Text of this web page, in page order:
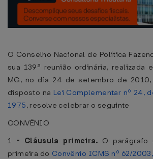
O Conselho Nacional de Política
sua 139ª reunião ordinária, realizada
MG, no dia 24 de setembro de
disposto na Lei Complementar nº 24,
1975, resolve celebrar o seguinte
CONVÊNIO
1 - Cláusula primeira. O parágrafo
primeira do Convênio ICMS nº 62/